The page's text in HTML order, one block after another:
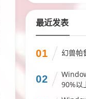
最近发表
01 幻兽帕
02
90%以